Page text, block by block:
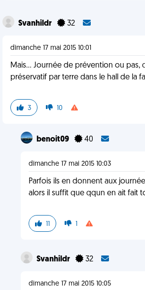
Svanhildr 32
dimanche 17 mai 2015 10:01
Mais... Journée de prévention ou pas,
préservatif par terre dans le hall de la
3 10
benoit09 40
dimanche 17 mai 2015 10:03
Parfois ils en donnent aux
alors il suffit que qqun en ait fait
11 1
Svanhildr 32
dimanche 17 mai 2015 10:05